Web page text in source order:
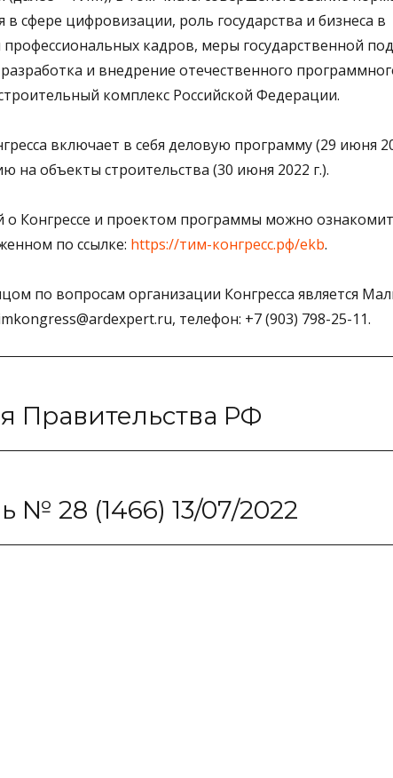
в сфере цифровизации, роль государства и бизнеса в
кадров, меры государственной
и внедрение отечественного
комплекс Российской Федерации.
включает в себя деловую программу (29 июня
на объекты строительства (30 июня 2022 г.).
Конгрессе и проектом программы можно
по ссылке: https://тим-конгресс.рф/ekb.
по вопросам организации Конгресса является
телефон: +7 (903) 798-25-11.
Правительства РФ
№ 28 (1466) 13/07/2022